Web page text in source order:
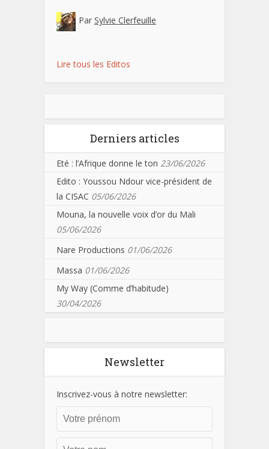
Par Sylvie Clerfeuille
Lire tous les Editos
Derniers articles
Eté : l’Afrique donne le ton 23/06/2026
Edito : Youssou Ndour vice-président de
la CISAC 05/06/2026
Mouna, la nouvelle voix d’or du Mali
05/06/2026
Nare Productions 01/06/2026
Massa 01/06/2026
My Way (Comme d’habitude)
30/04/2026
Newsletter
Inscrivez-vous à notre newsletter: